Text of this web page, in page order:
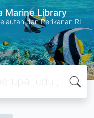
Marine Library
dan Perikanan RI